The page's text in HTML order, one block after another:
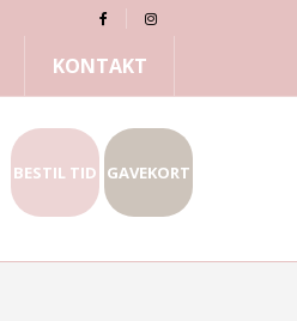
KONTAKT
BESTIL TID GAVEKORT